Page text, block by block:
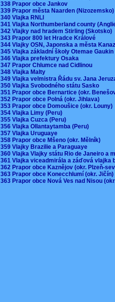
338 Prapor obce Jankov
339 Prapor města Naarden
340 Vlajka RNLI
341 Vlajka Northumberland county
342 Vlajky nad hradem Stirling (Skotsko)
343 Prapor 800 let Hradce Králové
344 Vlajky OSN, Japonska a města
345 Vlajka základní školy Otemae
346 Vlajka prefektury Osaka
347 Prapor Chlumce nad Cidlinou
348 Vlajka Malty
349 Vlajka velmistra Řádu sv. Jana
350 Vlajka Svobodného státu Sasko
351 Prapor obce Bernartice (okr.
352 Prapor obce Polná (okr. Jihlava)
353 Prapor obce Domoušice (okr. Louny)
354 Vlajka Limy (Peru)
355 Vlajka Cuzca (Peru)
356 Vlajka Ollantaytamba (Peru)
357 Vlajka Uruguaye
358 Prapor obce Mšeno (okr. Mělník)
359 Vlajky Brazilie a Paraguaye
360 Vlajka Vlajky státu Rio de Janeiro a
361 Vlajka viceadmirála a záďová
362 Prapor obce Kaznějov (okr. Plzeň-
363 Prapor obce Konecchlumí (okr.
363 Prapor obce Nová Ves nad Nisou